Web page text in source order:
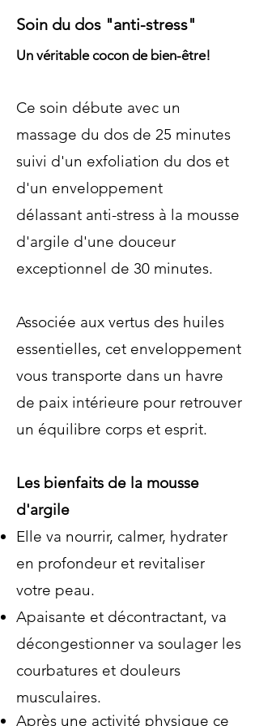
Soin du dos "anti-stress"
Un véritable cocon de bien-être!
Ce soin débute avec un
massage du dos de 25 minutes
suivi d'un exfoliation du dos et
d'un enveloppement
délassant anti-stress à la mousse
d'argile d'une douceur
exceptionnel de 30 minutes.
Associée aux vertus des huiles
essentielles, cet enveloppement
vous transporte dans un havre
de paix intérieure pour retrouver
un équilibre corps et esprit.
Les bienfaits de la mousse
d'argile
Elle va nourrir, calmer, hydrater
en profondeur et revitaliser
votre peau.
Apaisante et décontractant, va
décongestionner va soulager les
courbatures et douleurs
musculaires.
Après une activité physique ce